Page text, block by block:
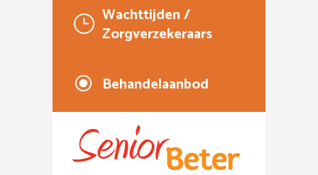
Wachttijden /
Zorgverzekeraars
Behandelaanbod